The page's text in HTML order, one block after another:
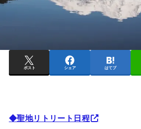
ポスト シェア はてブ
◆聖地リトリート日程